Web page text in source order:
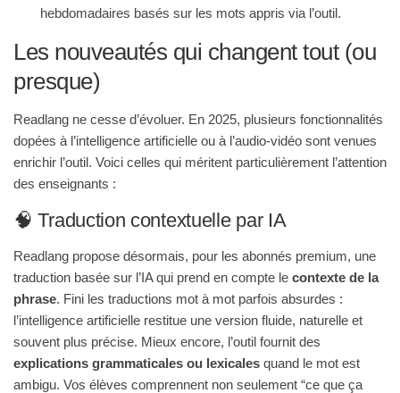
hebdomadaires basés sur les mots appris via l’outil.
Les nouveautés qui changent tout (ou
presque)
Readlang ne cesse d’évoluer. En 2025, plusieurs fonctionnalités
dopées à l’intelligence artificielle ou à l’audio-vidéo sont venues
enrichir l’outil. Voici celles qui méritent particulièrement l’attention
des enseignants :
🧠 Traduction contextuelle par IA
Readlang propose désormais, pour les abonnés premium, une
traduction basée sur l’IA qui prend en compte le contexte de la
phrase. Fini les traductions mot à mot parfois absurdes :
l’intelligence artificielle restitue une version fluide, naturelle et
souvent plus précise. Mieux encore, l’outil fournit des
explications grammaticales ou lexicales quand le mot est
ambigu. Vos élèves comprennent non seulement “ce que ça